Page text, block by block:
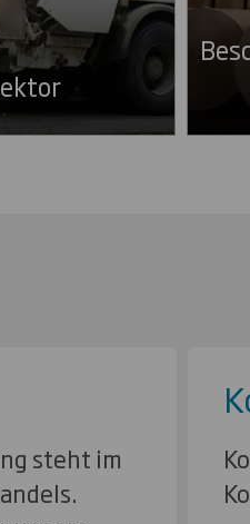
steht im